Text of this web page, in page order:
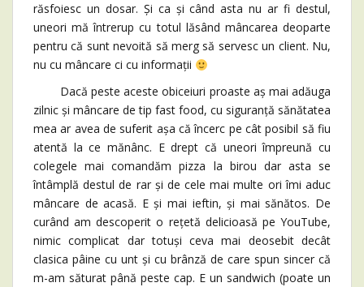
răsfoiesc un dosar. Și ca și când asta nu ar fi destul,
uneori mă întrerup cu totul lăsând mâncarea deoparte
pentru că sunt nevoită să merg să servesc un client. Nu,
nu cu mâncare ci cu informații
Dacă peste aceste obiceiuri proaste aș mai adăuga
zilnic și mâncare de tip fast food, cu siguranță sănătatea
mea ar avea de suferit așa că încerc pe cât posibil să fiu
atentă la ce mănânc. E drept că uneori împreună cu
colegele mai comandăm pizza la birou dar asta se
întâmplă destul de rar și de cele mai multe ori îmi aduc
mâncare de acasă. E și mai ieftin, și mai sănătos. De
curând am descoperit o rețetă delicioasă pe YouTube,
nimic complicat dar totuși ceva mai deosebit decât
clasica pâine cu unt și cu brânză de care spun sincer că
m-am săturat până peste cap. E un sandwich (poate un